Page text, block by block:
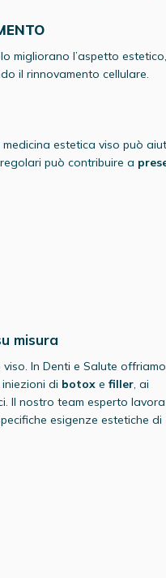
migliorano l’aspetto
il rinnovamento cellulare.
estetica viso può
può contribuire a
misura
In Denti e Salute
di botox e filler, ai
Il nostro team esperto
esigenze estetiche di